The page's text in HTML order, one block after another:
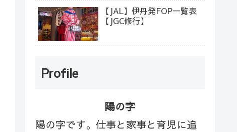
【JAL】伊丹発FOP一覧表
【JGC修行】
Profile
陽の字
陽の字です。仕事と家事と育児に追